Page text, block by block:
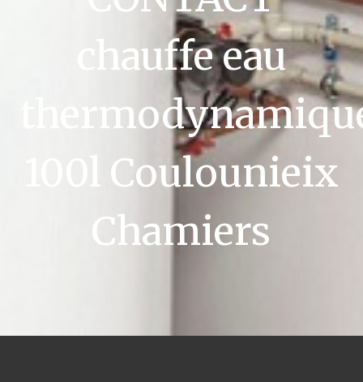
chauffe eau
100l Coulounieix
Chamiers